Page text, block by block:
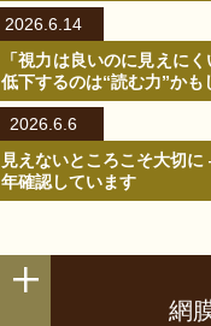
2026.6.14
「視力は良いのに見えに
低下するのは“読む力”かも
2026.6.6
見えないところこそ大切
年確認しています
網